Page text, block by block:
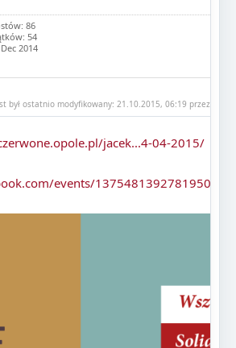
86
54
Dec 2014
był ostatnio modyfikowany: 21.10.2015, 06:19 przez
jacek...4-04-2015/
events/1375481392781950/